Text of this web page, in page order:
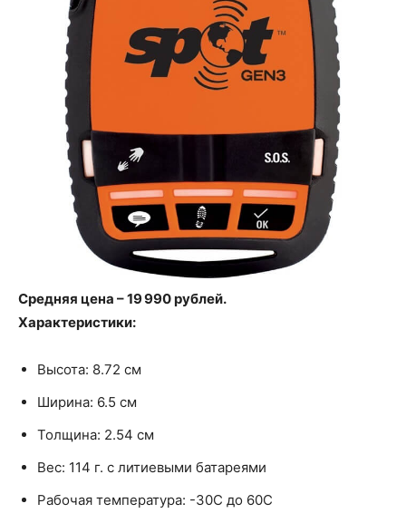
Средняя цена – 19 990 рублей.
Характеристики:
Высота: 8.72 см
Ширина: 6.5 см
Толщина: 2.54 см
Вес: 114 г. с литиевыми батареями
Рабочая температура: -30C до 60C